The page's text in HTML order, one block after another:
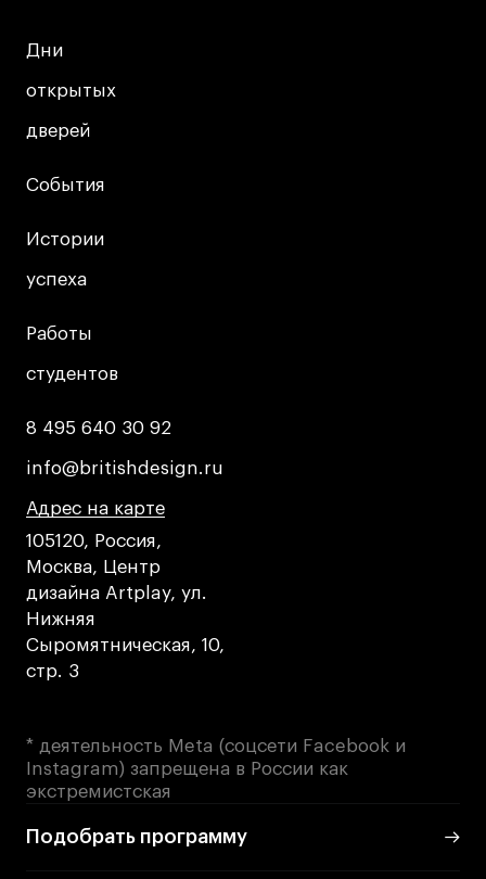
Все программы
Для школьников
Интенсивы
Долгосрочные
О школе
Новости
События
Лицензии и аккредитации
Для прессы
Ресурсы
Партнеры
Связи с индустрией
Вакансии
Поступающим
Условия поступления
Дни
открытых
дверей
Дни
открытых
дверей
События
События
Истории
успеха
Истории
успеха
Работы
студентов
Работы
студентов
8 495 640 30 92
8 495 640 30 92
info@britishdesign.ru
info@britishdesign.ru
Адрес на карте
Адрес на карте
Адрес на карте
105120, Россия,
Москва, Центр
дизайна Artplay, ул.
Нижняя
Сыромятническая, 10,
стр. 3
* деятельность Meta (соцсети Facebook и
Instagram) запрещена в России как
экстремистская
Подобрать программу